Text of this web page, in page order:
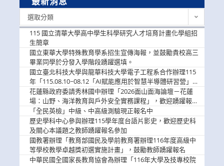
選取分類
115 國立清華大學高中學生科學研究人才培育計畫化學組招
生簡章
國立東華大學特殊教育學系招生宣傳海報，並鼓勵貴校高三
畢業同學於分發入學階段踴躍選填。
國立臺北科技大學與龍華科技大學電子工程系合作辦理115
年「115.08.10~08.12「AI賦能應用於智慧半導體研習營」，
歡迎學生踴躍報名參加
花蓮縣政府委請秀林國中辦理「2026面山面海論壇－花蓮
場：山野、海洋教育與戶外安全實務課程」，歡迎踴躍報名
參加
「全民英檢」中級、中高級測驗現正報名中
歷史學科中心參與辦理115學年度台語片影史，歡迎歷史科
及關心本議題之教師踴躍報名參加
國教署辦理「教育部國民及學前教育署辦理116年度高級中
等學校教學卓越獎初選實施計畫」，鼓勵教師踴躍報名
中華民國全國家長教育協會為辦理「116年大學及技專校院